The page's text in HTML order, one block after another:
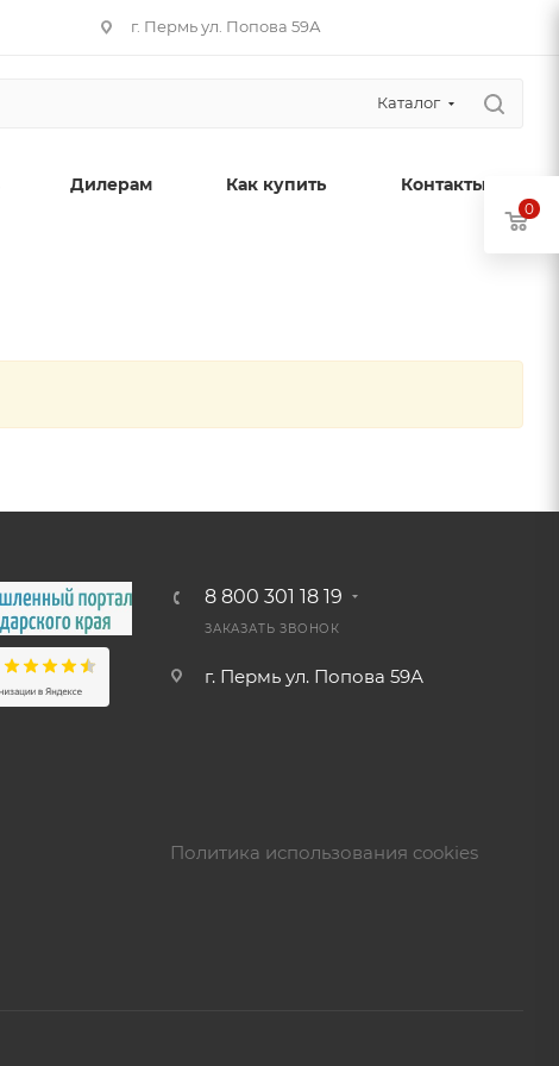
г. Пермь ул. Попова 59А
Каталог
Дилерам Как купить Контакты
8 800 301 18 19
ЗАКАЗАТЬ ЗВОНОК
г. Пермь ул. Попова 59А
Политика использования cookies
0